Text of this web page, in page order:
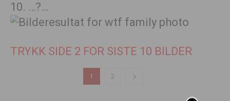
10. …?…
TRYKK SIDE 2 FOR SISTE 10 BILDER
1 2